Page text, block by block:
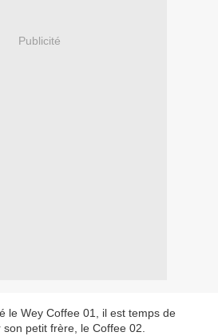
Publicité
le Wey Coffee 01, il est temps de
petit frère, le Coffee 02.